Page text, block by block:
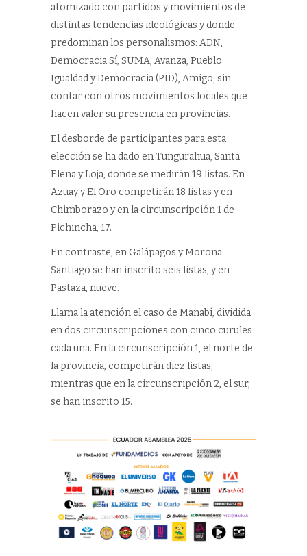
atomizado con partidos y movimientos de
distintas tendencias ideológicas y donde
predominan los personalismos: ADN,
Democracia Sí, SUMA, Avanza, Pueblo
Igualdad y Democracia (PID), Amigo; sin
contar con otros movimientos locales que
hacen valer su presencia en provincias.
El desborde de participantes para esta
elección se ha dado en Tungurahua, Santa
Elena y Loja, donde se medirán 19 listas. En
Azuay y El Oro competirán 18 listas y en
Chimborazo y en la circunscripción 1 de
Pichincha, 17.
En contraste, en Galápagos y Morona
Santiago se han inscrito seis listas, y en
Pastaza, nueve.
Llama la atención el caso de Manabí, dividida
en dos circunscripciones con cinco curules
cada una. En la circunscripción 1, el norte de
la provincia, competirán diez listas;
mientras que en la circunscripción 2, el sur,
se han inscrito 15.